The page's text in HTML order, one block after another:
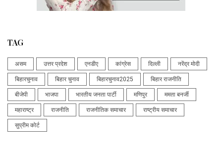
TAG
असम उत्तर प्रदेश एनडीए कांग्रेस दिल्ली नरेंद्र मोदी
बिहारचुनाव बिहार चुनाव बिहारचुनाव2025 बिहार राजनीति
बीजेपी भाजपा भारतीय जनता पार्टी मणिपुर ममता बनर्जी
महाराष्ट्र राजनीति राजनीतिक समाचार राष्ट्रीय समाचार
सुप्रीम कोर्ट